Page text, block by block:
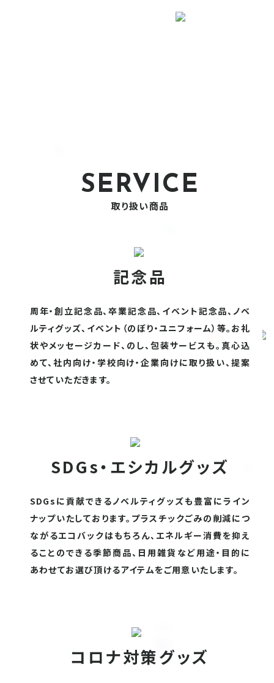
SERVICE
取り扱い商品
記念品
周年・創立記念品、卒業記念品、イベント記念品、ノベ
ルティグッズ、イベント（のぼり・ユニフォーム）等。お礼
状やメッセージカード、のし、包装サービスも。真心込
めて、社内向け・学校向け・企業向けに取り扱い、提案
させていただきます。
SDGs・エシカルグッズ
SDGsに貢献できるノベルティグッズも豊富にライン
ナップいたしております。プラスチックごみの削減につ
ながるエコバックはもちろん、エネルギー消費を抑え
ることのできる季節商品、日用雑貨など用途・目的に
あわせてお選び頂けるアイテムをご用意いたします。
コロナ対策グッズ